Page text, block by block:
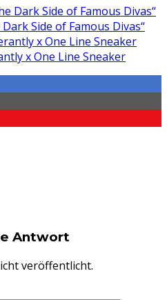
Side of Famous Divas“
x One Line Sneaker
Antwort
veröffentlicht.